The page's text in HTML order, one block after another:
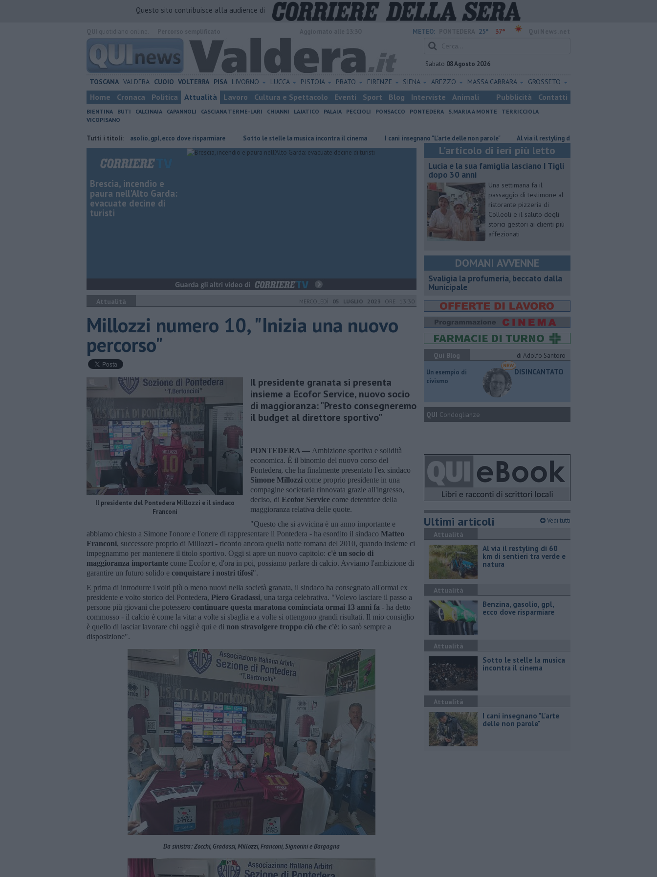
Questo sito contribuisce alla audience di
METEO: 25° 37°
Sabato 08 Agosto 2026
TOSCANA VALDERA CUOIO VOLTERRA PISA LIVORNO LUCCA PISTOIA PRATO FIRENZE SIENA AREZZO MASSA CARRARA GROSSETO
Home Cronaca Politica Attualità Lavoro Cultura e Spettacolo Eventi Sport Blog Interviste Animali Pubblicità Contatti
BIENTINA BUTI CALCINAIA CAPANNOLI CASCIANA TERME-LARI CHIANNI LAJATICO PALAIA PECCIOLI PONSACCO PONTEDERA S.MARIA A MONTE
TERRICCIOLA
VICOPISANO
Tutti i titoli:
​Benzina, gasolio, gpl, ecco dove risparmiare Sotto le stelle la musica incontra il cinema I cani insegnano "L'arte delle non parole" Al via il restyling di 60 km di sentieri tra verde e natura
Brescia, incendio e
paura nell'Alto Garda:
evacuate decine di
turisti
Attualità MERCOLEDÌ 05 LUGLIO 2023 ORE 13:30
Millozzi numero 10, "Inizia una nuovo
percorso"
Il presidente del Pontedera Millozzi e il sindaco
Franconi
Il presidente granata si presenta
insieme a Ecofor Service, nuovo socio
di maggioranza: "Presto consegneremo
il budget al direttore sportivo"
PONTEDERA — Ambizione sportiva e solidità
economica. È il binomio del nuovo corso del
Pontedera, che ha finalmente presentato l'ex sindaco
Simone Millozzi come proprio presidente in una
compagine societaria rinnovata grazie all'ingresso,
deciso, di Ecofor Service come detentrice della
maggioranza relativa delle quote.
"Questo che si avvicina è un anno importante e
abbiamo chiesto a Simone l'onore e l'onere di rappresentare il Pontedera - ha esordito il sindaco Matteo
Franconi, successore proprio di Millozzi - ricordo ancora quella notte romana del 2010, quando insieme ci
impegnammo per mantenere il titolo sportivo. Oggi si apre un nuovo capitolo: c'è un socio di
maggioranza importante come Ecofor e, d'ora in poi, possiamo parlare di calcio. Avviamo l'ambizione di
garantire un futuro solido e conquistare i nostri tifosi".
E prima di introdurre i volti più o meno nuovi nella società granata, il sindaco ha consegnato all'ormai ex
presidente e volto storico del Pontedera, Piero Gradassi, una targa celebrativa. "Volevo lasciare il passo a
persone più giovani che potessero continuare questa maratona cominciata ormai 13 anni fa - ha detto
commosso - il calcio è come la vita: a volte si sbaglia e a volte si ottengono grandi risultati. Il mio consiglio
è quello di lasciar lavorare chi oggi è qui e di non stravolgere troppo ciò che c'è: io sarò sempre a
disposizione".
Da sinistra: Zocchi, Gradassi, Millozzi, Franconi, Signorini e Bargagna
L'articolo di ieri più letto
Lucia e la sua famiglia lasciano I Tigli
dopo 30 anni
Una settimana fa il
passaggio di testimone al
ristorante pizzeria di
Colleoli e il saluto degli
storici gestori ai clienti più
affezionati
DOMANI AVVENNE
Svaligia la profumeria, beccato dalla
Municipale
Qui Blog
di Adolfo Santoro
​Un esempio di
civismo
DISINCANTATO
QUI Condoglianze
Ultimi articoli Vedi tutti
Attualità
Al via il restyling di 60
km di sentieri tra verde e
natura
Attualità
​Benzina, gasolio, gpl,
ecco dove risparmiare
Attualità
Sotto le stelle la musica
incontra il cinema
Attualità
I cani insegnano "L'arte
delle non parole"